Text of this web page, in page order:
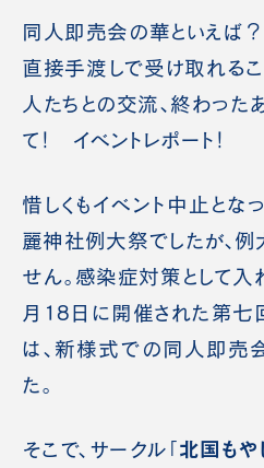
同人即売会の華といえば
直接手渡しで受け取れるこ
人たちとの交流、終わっ
て！ イベントレポート！
惜しくもイベント中止とな
麗神社例大祭でしたが、例
せん。感染症対策として入
月18日に開催された第
は、新様式での同人即売
た。
そこで、サークル「 北国も